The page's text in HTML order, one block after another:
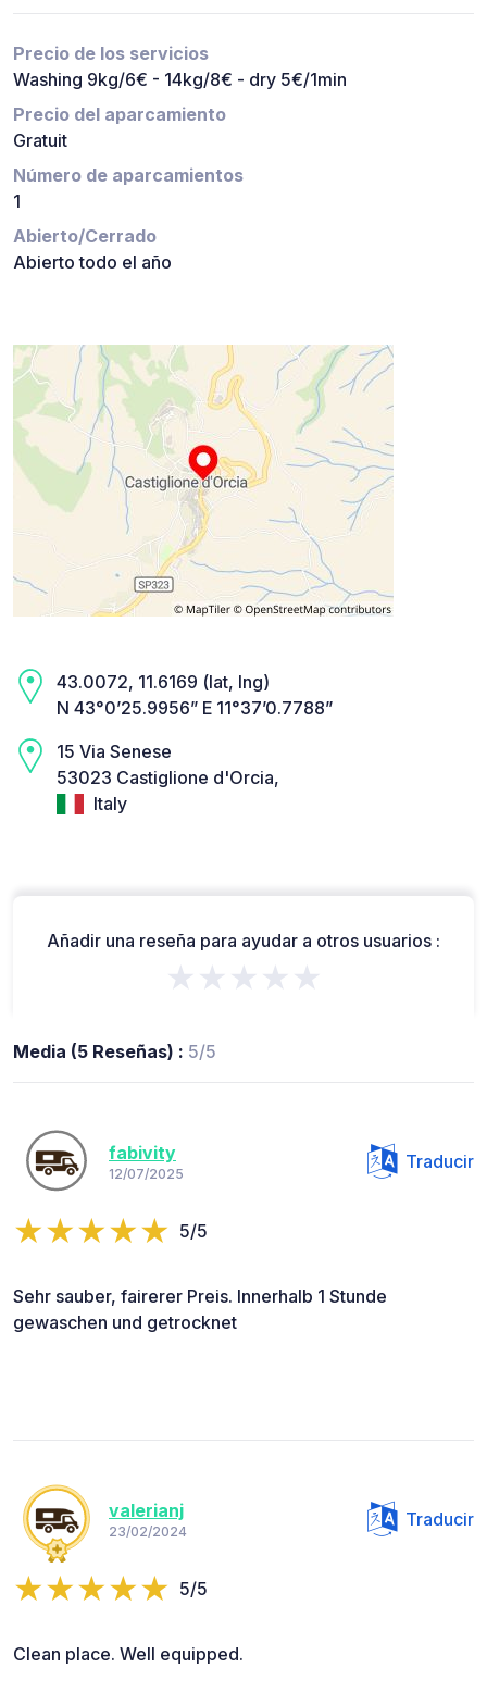
Precio de los servicios
Washing 9kg/6€ - 14kg/8€ - dry 5€/1min
Precio del aparcamiento
Gratuit
Número de aparcamientos
1
Abierto/Cerrado
Abierto todo el año
43.0072, 11.6169 (lat, lng)
N 43°0’25.9956” E 11°37’0.7788”
15 Via Senese
53023 Castiglione d'Orcia,
Italy
Añadir una reseña para ayudar a otros usuarios :
★★★★★
Media (5 Reseñas) : 5/5
fabivity
12/07/2025
Traducir
5/5
Sehr sauber, fairerer Preis. Innerhalb 1 Stunde
gewaschen und getrocknet
valerianj
23/02/2024
Traducir
5/5
Clean place. Well equipped.